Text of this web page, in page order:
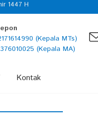
1447 H
(Kepala MTs)
(Kepala MA)
Kontak